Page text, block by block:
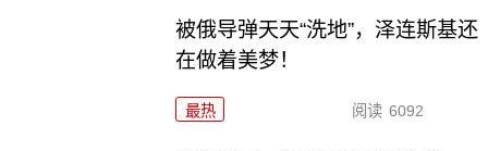
被俄导弹天天“洗地”，泽连斯基还
在做着美梦！
最热 阅读 6092